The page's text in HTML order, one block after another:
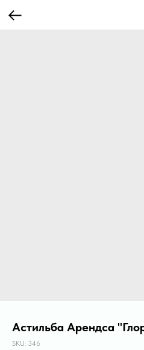
Астильба Арендса
SKU: 346